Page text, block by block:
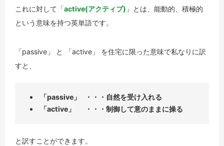
これに対して「active(アクティブ) 」とは、能動的、積極的
という意味を持つ英単語です。
「passive」 と 「active」 を住宅に限った意味で私なりに訳
すと、
「passive」
・・・自然を受け入れる
「active」
・・・制御して意のままに操る
と訳すことができます。